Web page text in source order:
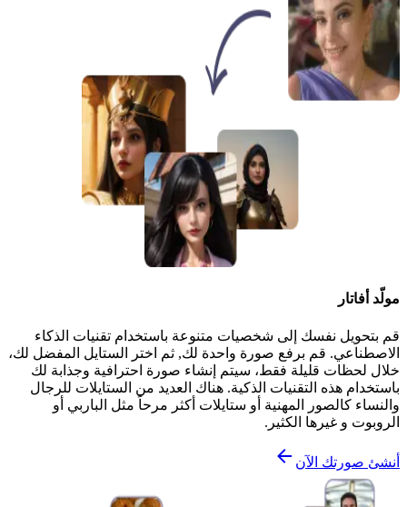
مولّد أفاتار
قم بتحويل نفسك إلى شخصيات متنوعة باستخدام تقنيات الذكاء
الاصطناعي. قم برفع صورة واحدة لك, ثم اختر الستايل المفضل لك،
خلال لحظات قليلة فقط، سيتم إنشاء صورة احترافية وجذابة لك
باستخدام هذه التقنيات الذكية. هناك العديد من الستايلات للرجال
والنساء كالصور المهنية أو ستايلات أكثر مرحاً مثل الباربي أو
الروبوت و غيرها الكثير.
أنشئ صورتك الآن